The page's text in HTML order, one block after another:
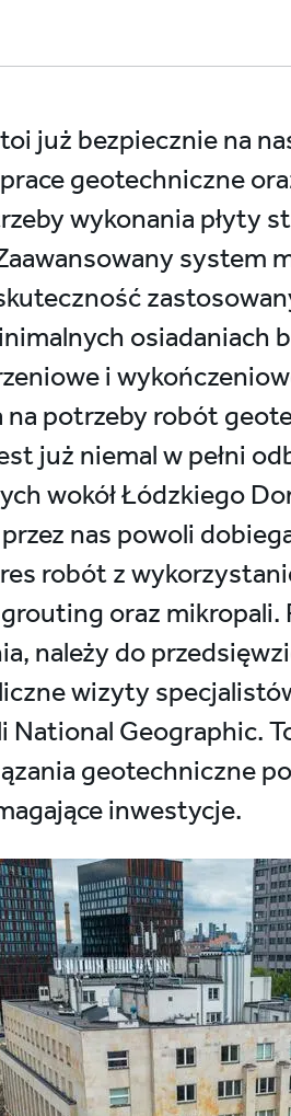
już bezpiecznie na
geotechniczne
wykonania płyty
system
osiadaniach
i
potrzeby robót
już niemal w pełni
wokół Łódzkiego
nas powoli
robót z
oraz mikropali.
należy do
wizyty
Geographic.
geotechniczne
inwestycje.